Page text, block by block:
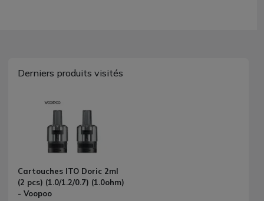
Derniers produits visités
Cartouches ITO Doric 2ml
(2 pcs) (1.0/1.2/0.7) (1.0ohm)
- Voopoo